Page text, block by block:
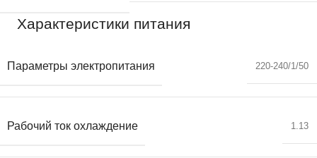
Характеристики питания
Параметры электропитания 220-240/1/50
Рабочий ток охлаждение 1.13